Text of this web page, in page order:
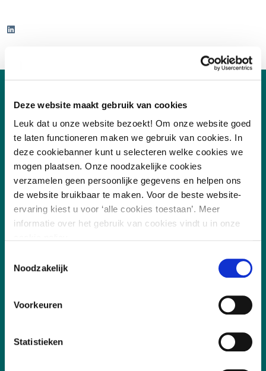
Deze website maakt gebruik van cookies
Leuk dat u onze website bezoekt! Om onze website goed
te laten functioneren maken we gebruik van cookies. In
deze cookiebanner kunt u selecteren welke cookies we
mogen plaatsen. Onze noodzakelijke cookies
verzamelen geen persoonlijke gegevens en helpen ons
de website bruikbaar te maken. Voor de beste website-
ervaring kiest u voor ‘alle cookies toestaan’. Meer
informatie over het gebruik van cookies vindt u in onze
Noodzakelijk
Voorkeuren
Statistieken
7.8 / 10 255 reviews